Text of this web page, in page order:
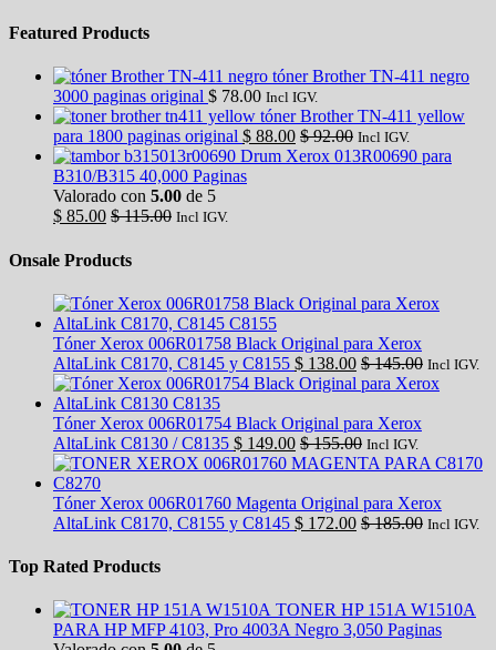
Featured Products
tóner Brother TN-411 negro
3000 paginas original $ 78.00 Incl IGV.
tóner Brother TN-411 yellow
para 1800 paginas original $ 88.00 $92.00 Incl IGV.
Drum Xerox 013R00690 para
B310/B315 40,000 Paginas
Valorado con 5.00 de 5
$ 85.00 $115.00 Incl IGV.
Onsale Products
Tóner Xerox 006R01758 Black Original para Xerox
AltaLink C8170, C8145 y C8155 $ 138.00 $145.00 Incl IGV.
Tóner Xerox 006R01754 Black Original para Xerox
AltaLink C8130 / C8135 $ 149.00 $155.00 Incl IGV.
Tóner Xerox 006R01760 Magenta Original para Xerox
AltaLink C8170, C8155 y C8145 $ 172.00 $185.00 Incl IGV.
Top Rated Products
TONER HP 151A W1510A
PARA HP MFP 4103, Pro 4003A Negro 3,050 Paginas